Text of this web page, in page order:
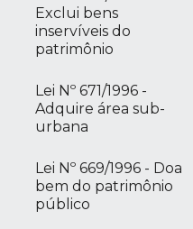
Exclui bens
inservíveis do
patrimônio
Lei Nº 671/1996 -
Adquire área sub-
urbana
Lei Nº 669/1996 - Doa
bem do patrimônio
público